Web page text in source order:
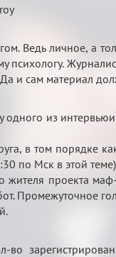
Ведь личное, а
Да и сам материал
из
в том порядке
по Мск в этой
проекта
Промежуточное
во